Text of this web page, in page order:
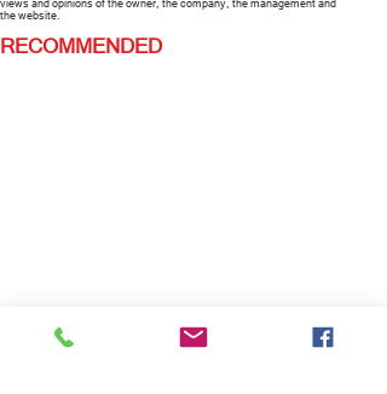
views and opinions of the owner, the company, the management and
the website.
RECOMMENDED